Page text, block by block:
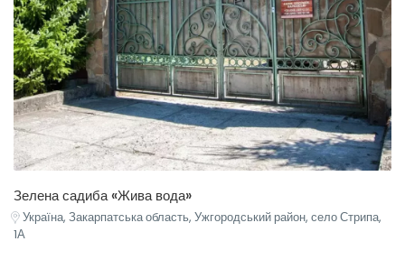
Зелена садиба «Жива вода»
Україна, Закарпатська область, Ужгородський район, село Стрипа,
1А